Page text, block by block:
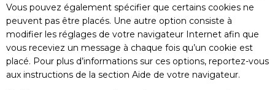
Vous pouvez également spécifier que certains cookies ne
peuvent pas être placés. Une autre option consiste à
modifier les réglages de votre navigateur Internet afin que
vous receviez un message à chaque fois qu’un cookie est
placé. Pour plus d’informations sur ces options, reportez-vous
aux instructions de la section Aide de votre navigateur.